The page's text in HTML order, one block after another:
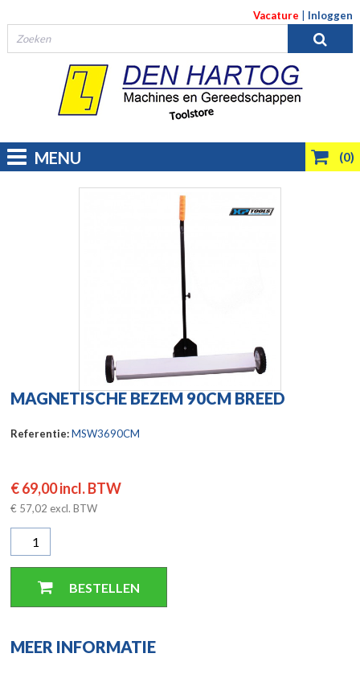
Vacature Inloggen
(0)
MENU
MAGNETISCHE BEZEM 90CM BREED
Referentie: MSW3690CM
€ 69,00incl. BTW
€ 57,02 excl. BTW
BESTELLEN
MEER INFORMATIE